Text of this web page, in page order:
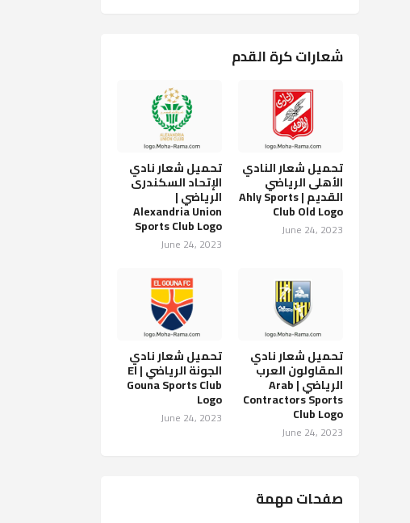
شعارات كرة القدم
تحميل شعار النادي
الأهلى الرياضي
القديم | Ahly Sports
Club Old Logo
June 24, 2023
تحميل شعار نادي
الإتحاد السكندرى
الرياضي |
Alexandria Union
Sports Club Logo
June 24, 2023
تحميل شعار نادي
المقاولون العرب
الرياضي | Arab
Contractors Sports
Club Logo
June 24, 2023
تحميل شعار نادي
الجونة الرياضي | El
Gouna Sports Club
Logo
June 24, 2023
صفحات مهمة